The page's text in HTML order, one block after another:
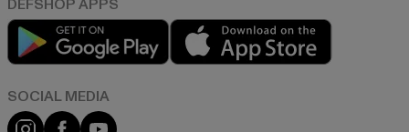
Play market
App store
Instagram
FacebookYouTube